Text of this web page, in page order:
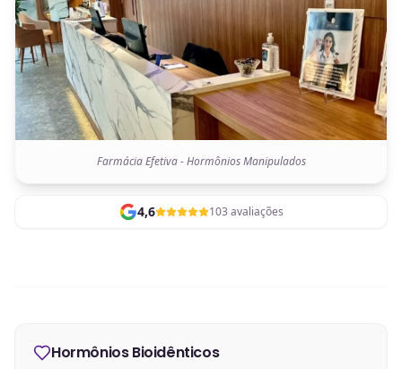
Farmácia Efetiva - Hormônios Manipulados
4,6 103 avaliações
Hormônios Bioidênticos